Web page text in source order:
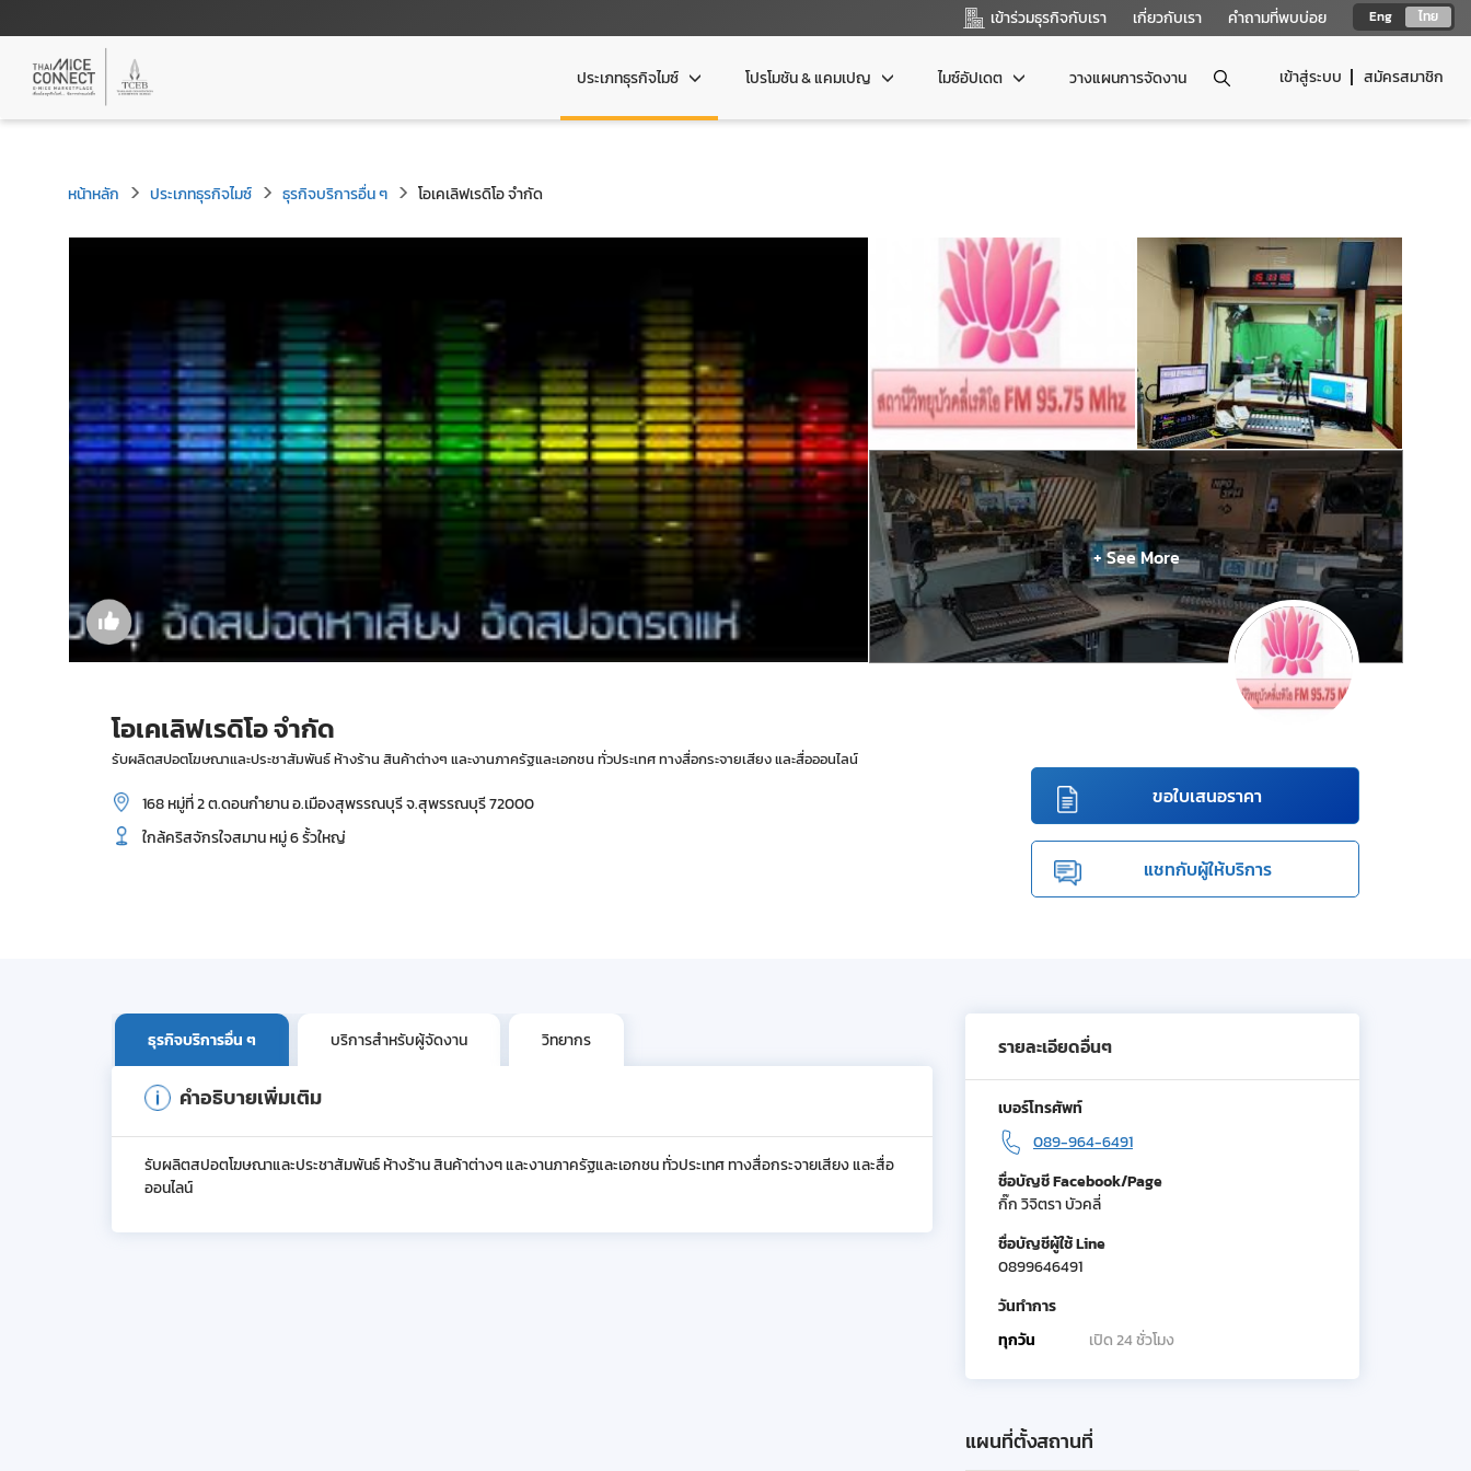
Eng ไทย
เข้าร่วมธุรกิจกับเรา เกี่ยวกับเรา คำถามที่พบบ่อย
เข้าสู่ระบบ สมัครสมาชิก
ประเภทธุรกิจไมซ์ โปรโมชัน & แคมเปญ ไมซ์อัปเดต วางแผนการจัดงาน
หน้าหลัก ประเภทธุรกิจไมซ์ ธุรกิจบริการอื่น ๆ โอเคเลิฟเรดิโอ จำกัด
+ See More
โอเคเลิฟเรดิโอ จำกัด
รับผลิตสปอตโฆษณาและประชาสัมพันธ์ ห้างร้าน สินค้าต่างๆ และงานภาครัฐและเอกชน ทั่วประเทศ ทางสื่อกระจายเสียง และสื่อออนไลน์
168 หมู่ที่ 2 ต.ดอนกำยาน อ.เมืองสุพรรณบุรี จ.สุพรรณบุรี 72000
ใกล้คริสจักรใจสมาน หมู่ 6 รั้วใหญ่
ขอใบเสนอราคา
แชทกับผู้ให้บริการ
ธุรกิจบริการอื่น ๆ บริการสำหรับผู้จัดงาน วิทยากร
คำอธิบายเพิ่มเติม
รับผลิตสปอตโฆษณาและประชาสัมพันธ์ ห้างร้าน สินค้าต่างๆ และงานภาครัฐและเอกชน ทั่วประเทศ ทางสื่อกระจายเสียง และสื่อ
ออนไลน์
รายละเอียดอื่นๆ
เบอร์โทรศัพท์
089-964-6491
ชื่อบัญชี Facebook/Page
กิ๊ก วิจิตรา บัวคลี่
ชื่อบัญชีผู้ใช้ Line
0899646491
วันทำการ
ทุกวัน
เปิด 24 ชั่วโมง
แผนที่ตั้งสถานที่